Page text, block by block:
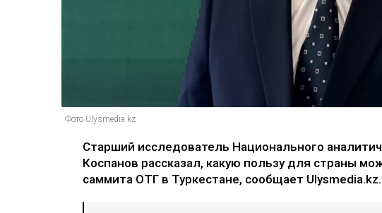
Фото Ulysmedia.kz
Старший исследователь Национального
Коспанов рассказал, какую пользу для страны
саммита ОТГ в Туркестане, сообщает Ulysmedia.kz.